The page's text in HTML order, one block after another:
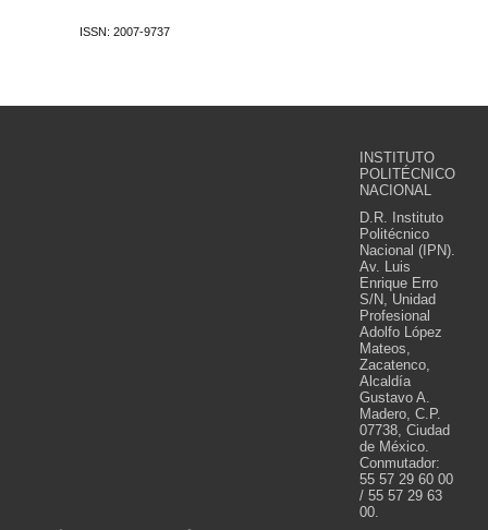
ISSN: 2007-9737
INSTITUTO
POLITÉCNICO
NACIONAL
D.R. Instituto
Politécnico
Nacional (IPN).
Av. Luis
Enrique Erro
S/N, Unidad
Profesional
Adolfo López
Mateos,
Zacatenco,
Alcaldía
Gustavo A.
Madero, C.P.
07738, Ciudad
de México.
Conmutador:
55 57 29 60 00
/ 55 57 29 63
00.